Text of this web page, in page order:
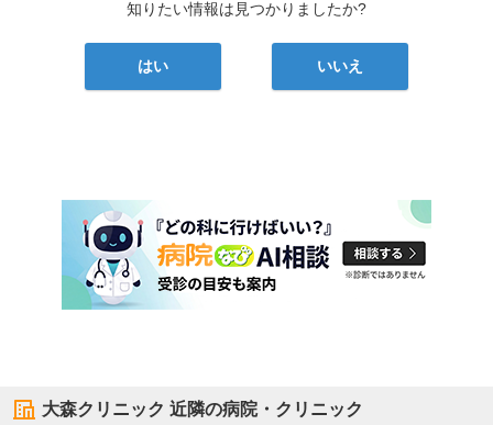
知りたい情報は見つかりましたか?
はい いいえ
大森クリニック 近隣の病院・クリニック